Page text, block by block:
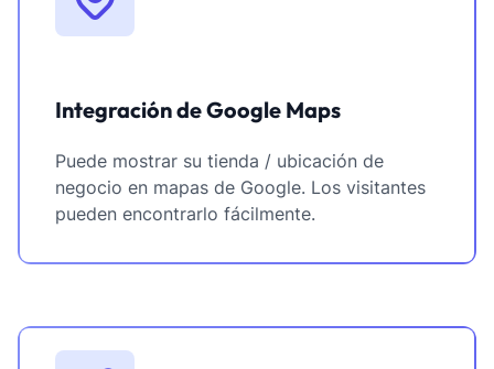
Integración de Google Maps
Puede mostrar su tienda / ubicación de
negocio en mapas de Google. Los visitantes
pueden encontrarlo fácilmente.